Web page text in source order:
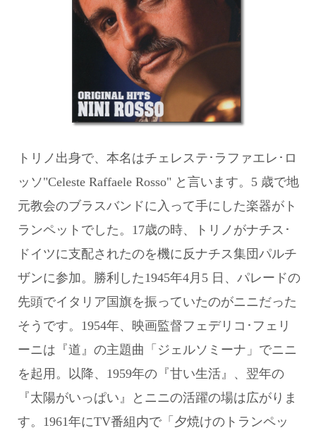
トリノ出身で、本名はチェレステ･ラファエレ･ロ
ッソ"Celeste Raffaele Rosso" と言います。5 歳で地
元教会のブラスバンドに入って手にした楽器がト
ランペットでした。17歳の時、トリノがナチス･
ドイツに支配されたのを機に反ナチス集団パルチ
ザンに参加。勝利した1945年4月5 日、パレードの
先頭でイタリア国旗を振っていたのがニニだった
そうです。1954年、映画監督フェデリコ･フェリ
ーニは『道』の主題曲「ジェルソミーナ」でニニ
を起用。以降、1959年の『甘い生活』、翌年の
『太陽がいっぱい』とニニの活躍の場は広がりま
す。1961年にTV番組内で「夕焼けのトランペッ